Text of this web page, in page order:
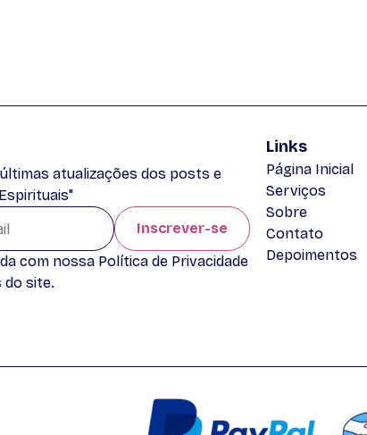
atualizações dos posts e
Inscrever-se
com nossa Política de Privacidade
do site.
Links
Página Inicial
Serviços
Sobre
Contato
Depoimentos